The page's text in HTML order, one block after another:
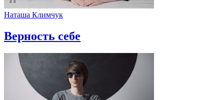
Наташа Климчук
Верность себе